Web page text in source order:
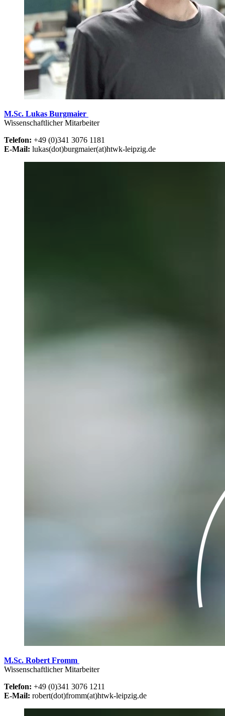
M.Sc. Lukas Burgmaier
Wissenschaftlicher Mitarbeiter
Telefon: +49 (0)341 3076 1181
E-Mail: lukas(dot)burgmaier(at)htwk-leipzig.de
M.Sc. Robert Fromm
Wissenschaftlicher Mitarbeiter
Telefon: +49 (0)341 3076 1211
E-Mail: robert(dot)fromm(at)htwk-leipzig.de